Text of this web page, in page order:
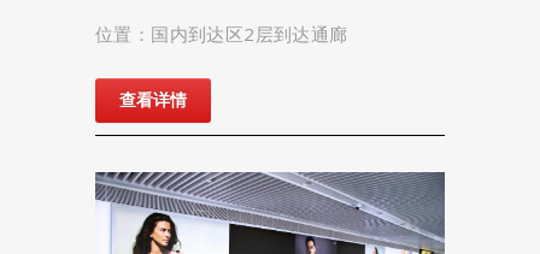
位置：国内到达区2层到达通廊
查看详情